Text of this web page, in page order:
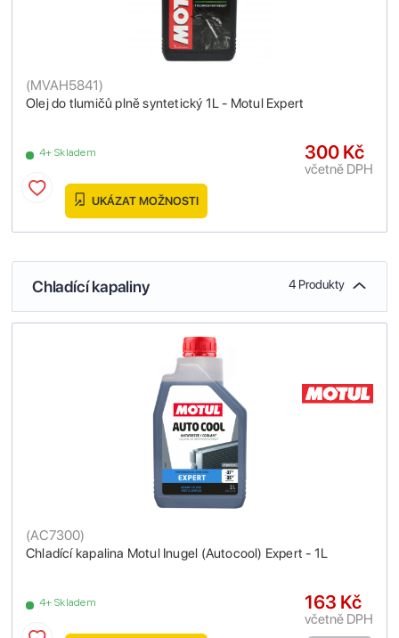
Olej do tlumičů plně syntetický 1L - Motul Expert
(MVAH5841)
4+ Skladem 300 Kč
včetně DPH
UKÁZAT MOŽNOSTI
Chladící kapaliny 4 Produkty
Chladící kapalina Motul Inugel (Autocool) Expert - 1L
(AC7300)
4+ Skladem 163 Kč
včetně DPH